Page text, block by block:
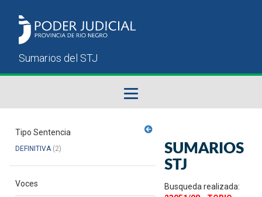
Sumarios del STJ
Manual del Usuario
Tipo Sentencia
DEFINITIVA(2)
Voces
SUMARIOS
STJ
Busqueda realizada: